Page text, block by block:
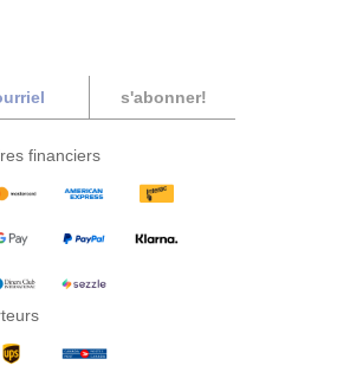
s'abonner!
financiers